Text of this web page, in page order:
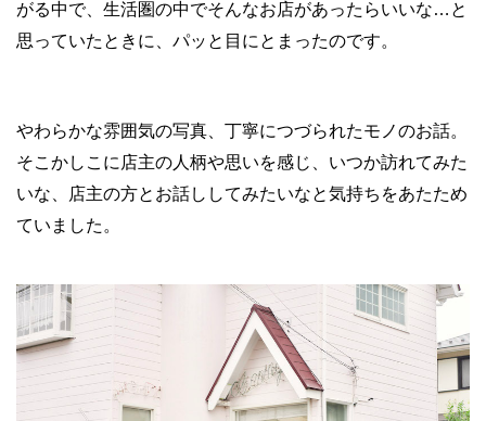
がる中で、生活圏の中でそんなお店があったらいいな…と
思っていたときに、パッと目にとまったのです。
やわらかな雰囲気の写真、丁寧につづられたモノのお話。
そこかしこに店主の人柄や思いを感じ、いつか訪れてみた
いな、店主の方とお話ししてみたいなと気持ちをあたため
ていました。